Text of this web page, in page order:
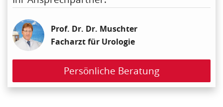
Prof. Dr. Dr. Muschter
Facharzt für Urologie
Persönliche Beratung